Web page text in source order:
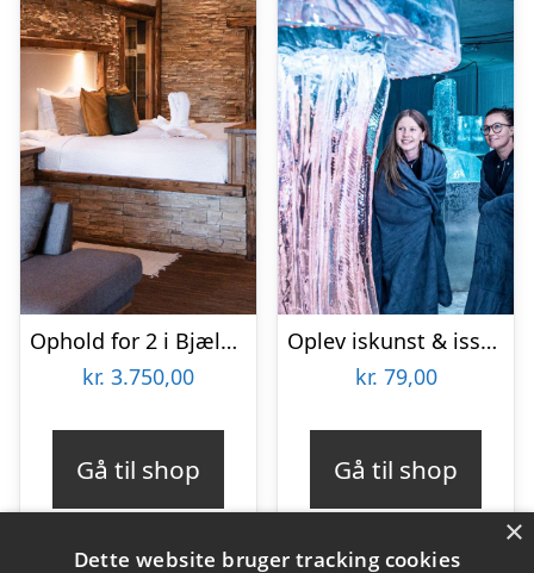
Ophold for 2 i Bjælkesuite hos Ribehøj
kr. 3.750,00
Gå til shop
Oplev iskunst & isskulpturer
kr. 79,00
Gå til shop
×
Dette website bruger tracking cookies